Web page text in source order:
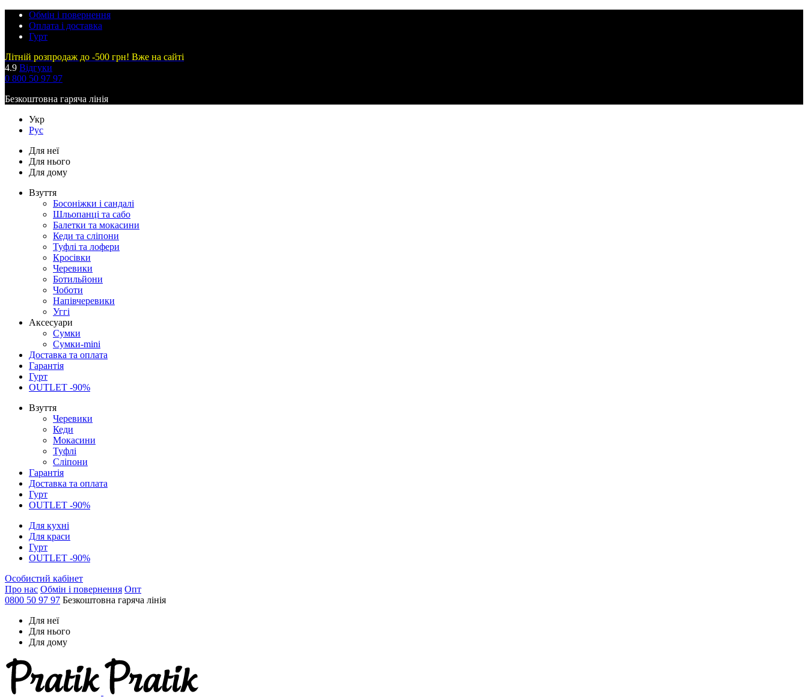
Обмін і повернення
Оплата і доставка
Гурт
Літній розпродаж до -500 грн! Вже на сайті
4.9 Відгуки
0 800 50 97 97
Безкоштовна гаряча лінія
Укр
Рус
Для неї
Для нього
Для дому
Взуття
Босоніжки і сандалі
Шльопанці та сабо
Балетки та мокасини
Кеди та сліпони
Туфлі та лофери
Кросівки
Черевики
Ботильйони
Чоботи
Напівчеревики
Уггі
Аксесуари
Сумки
Сумки-mini
Доставка та оплата
Гарантія
Гурт
OUTLET -90%
Взуття
Черевики
Кеди
Мокасини
Туфлі
Сліпони
Гарантія
Доставка та оплата
Гурт
OUTLET -90%
Для кухні
Для краси
Гурт
OUTLET -90%
Особистий кабінет
Про нас Обмін і повернення Опт
0800 50 97 97 Безкоштовна гаряча лінія
Для неї
Для нього
Для дому